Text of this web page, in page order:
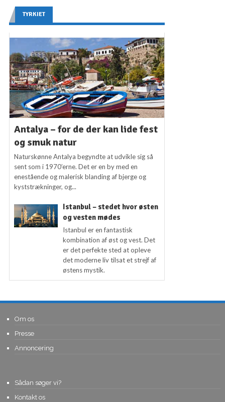
TYRKIET
Antalya – for de der kan lide fest
og smuk natur
Naturskønne Antalya begyndte at udvikle sig så
sent som i 1970’erne. Det er en by med en
enestående og malerisk blanding af bjerge og
kyststrækninger, og...
Istanbul – stedet hvor østen
og vesten mødes
Istanbul er en fantastisk
kombination af øst og vest. Det
er det perfekte sted at opleve
det moderne liv tilsat et strejf af
østens mystik.
Om os
Presse
Annoncering
Sådan søger vi?
Kontakt os